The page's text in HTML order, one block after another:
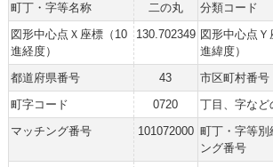
町丁・字等名称
二の丸 分類コード
図形中心点Ｘ座標（10
進経度）
130.702349 図形中心点Ｙ
進緯度）
都道府県番号 43 市区町村番号
町字コード
0720 丁目、字など
マッチング番号
101072000 町丁・字等別
ング番号